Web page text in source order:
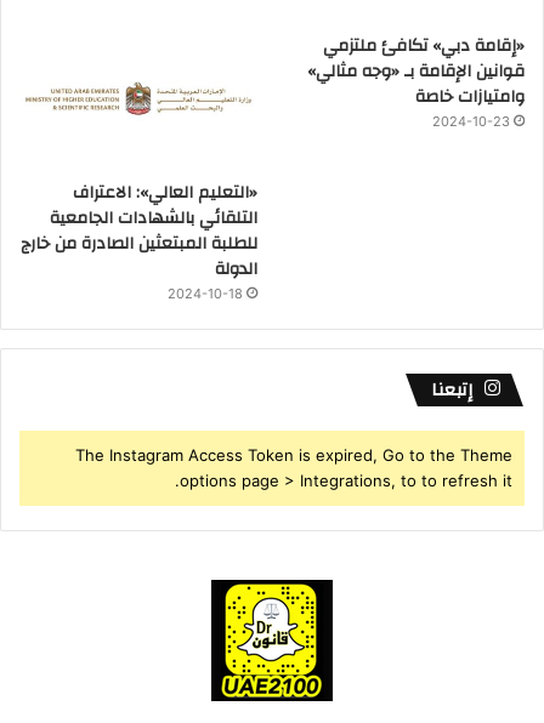
«إقامة دبي» تكافئ ملتزمي
قوانين الإقامة بـ «وجه مثالي»
وامتيازات خاصة
2024-10-23
«التعليم العالي»: الاعتراف
التلقائي بالشهادات الجامعية
للطلبة المبتعثين الصادرة من خارج
الدولة
2024-10-18
إتبعنا
The Instagram Access Token is expired, Go to the Theme
options page > Integrations, to to refresh it.